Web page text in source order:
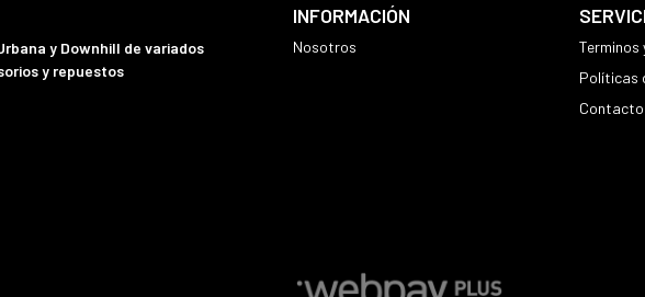
y Downhill de variados
y repuestos
INFORMACIÓN
Nosotros
Terminos
Políticas
Contacto